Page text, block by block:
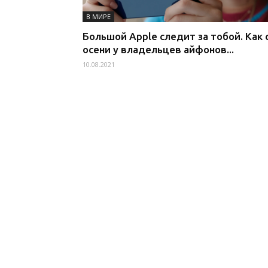
В МИРЕ
Большой Apple следит за тобой. Как
осени у владельцев айфонов...
10.08.2021